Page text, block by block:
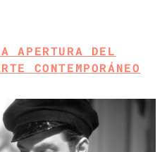
APERTURA DEL
CONTEMPORÁNEO